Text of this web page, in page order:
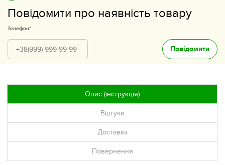
Повідомити про наявність товару
Телефон*
Повідомити
Опис (інструкція)
Відгуки
Доставка
Повернення